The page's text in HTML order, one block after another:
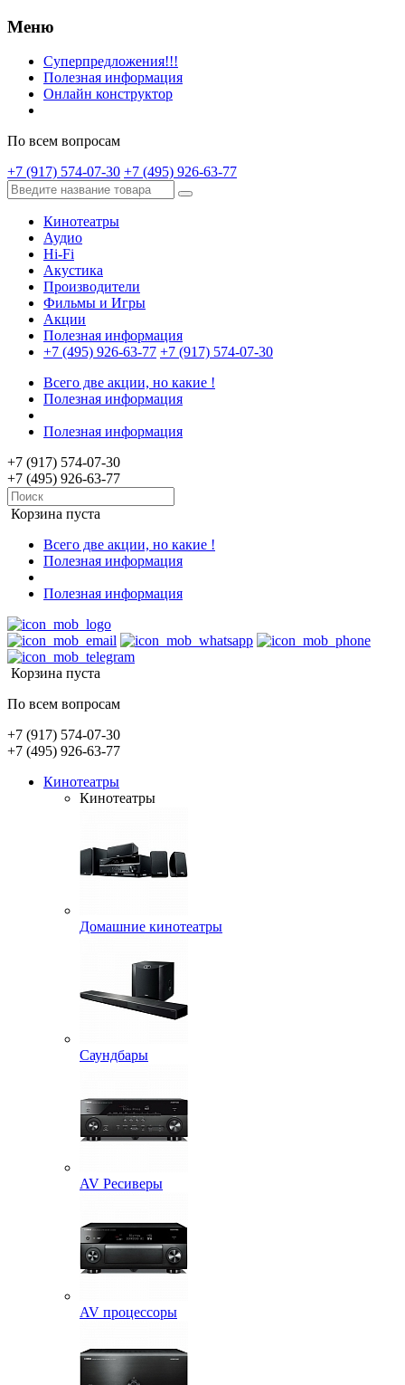
Меню
Суперпредложения!!!
Полезная информация
Онлайн конструктор
По всем вопросам
+7 (917) 574-07-30 +7 (495) 926-63-77
Кинотеатры
Аудио
Hi-Fi
Акустика
Производители
Фильмы и Игры
Акции
Полезная информация
+7 (495) 926-63-77 +7 (917) 574-07-30
Всего две акции, но какие !
Полезная информация
Полезная информация
+7 (917) 574-07-30
+7 (495) 926-63-77
Корзина пуста
Всего две акции, но какие !
Полезная информация
Полезная информация
Корзина пуста
По всем вопросам
+7 (917) 574-07-30
+7 (495) 926-63-77
Кинотеатры
Кинотеатры
Домашние кинотеатры
Саундбары
AV Ресиверы
AV процессоры